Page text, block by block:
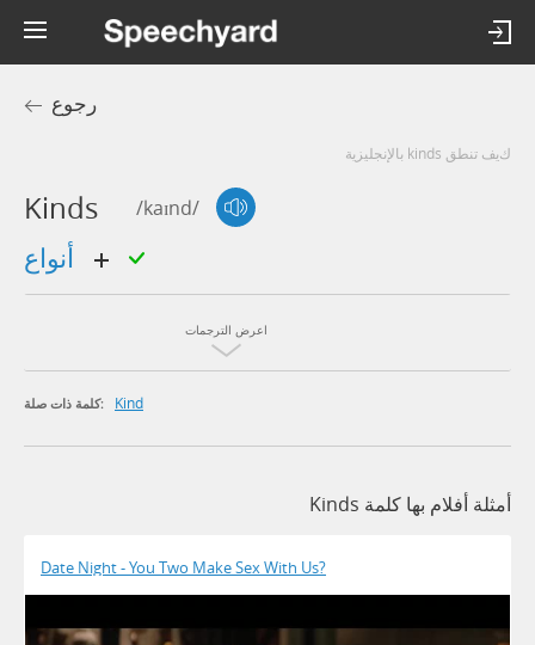
رجوع
كيف تنطق kinds بالإنجليزية
Kinds /kaɪnd/
اعرض الترجمات
كلمة ذات صلة: Kind
أمثلة أفلام بها كلمة Kinds
Date Night - You Two Make Sex With Us?